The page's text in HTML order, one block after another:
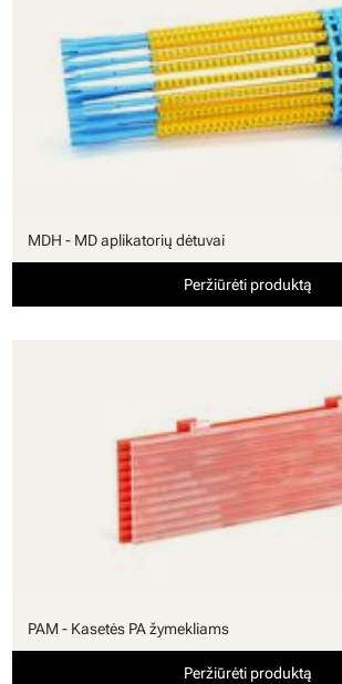
MDH - MD aplikatorių dėtuvai
Peržiūrėti produktą
PAM - Kasetės PA žymekliams
Peržiūrėti produktą